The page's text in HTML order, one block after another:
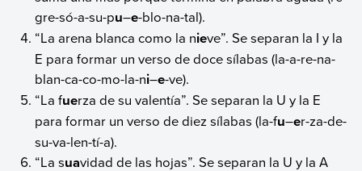
gre-só-a-su-pu–e-blo-na-tal).
“La arena blanca como la nieve”. Se separan la I y la
E para formar un verso de doce sílabas (la-a-re-na-
blan-ca-co-mo-la-ni–e-ve).
“La fuerza de su valentía”. Se separan la U y la E
para formar un verso de diez sílabas (la-fu–er-za-de-
su-va-len-tí-a).
“La suavidad de las hojas”. Se separan la U y la A